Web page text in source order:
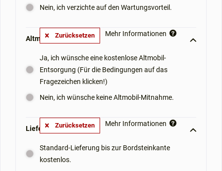
Nein, ich verzichte auf den Wartungsvorteil.
Altmobil-Mitnahme: **
Ja, ich wünsche eine kostenlose Altmobil-
Entsorgung (Für die Bedingungen auf das
Fragezeichen klicken!)
Nein, ich wünsche keine Altmobil-Mitnahme.
Zurücksetzen Mehr Informationen
Lieferoptionen: **
Standard-Lieferung bis zur Bordsteinkante
kostenlos.
Zurücksetzen Mehr Informationen